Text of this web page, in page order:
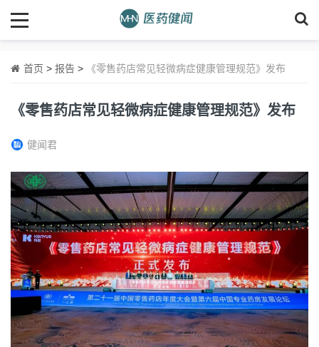
首页 > 报告 > 《零售药店常见轻微病症健康管理规范》发布
《零售药店常见轻微病症健康管理规范》发布
健闻君